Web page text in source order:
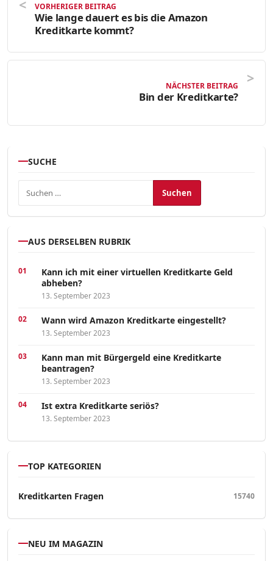
VORHERIGER BEITRAG
Wie lange dauert es bis die Amazon
Kreditkarte kommt?
NÄCHSTER BEITRAG
Bin der Kreditkarte?
SUCHE
AUS DERSELBEN RUBRIK
Kann ich mit einer virtuellen Kreditkarte Geld
abheben?
13. September 2023
Wann wird Amazon Kreditkarte eingestellt?
13. September 2023
Kann man mit Bürgergeld eine Kreditkarte
beantragen?
13. September 2023
Ist extra Kreditkarte seriös?
13. September 2023
TOP KATEGORIEN
Kreditkarten Fragen 15740
NEU IM MAGAZIN